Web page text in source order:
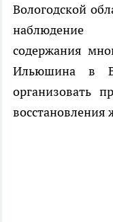
Вологодской
наблюдение
содержания
Ильюшина в
организовать